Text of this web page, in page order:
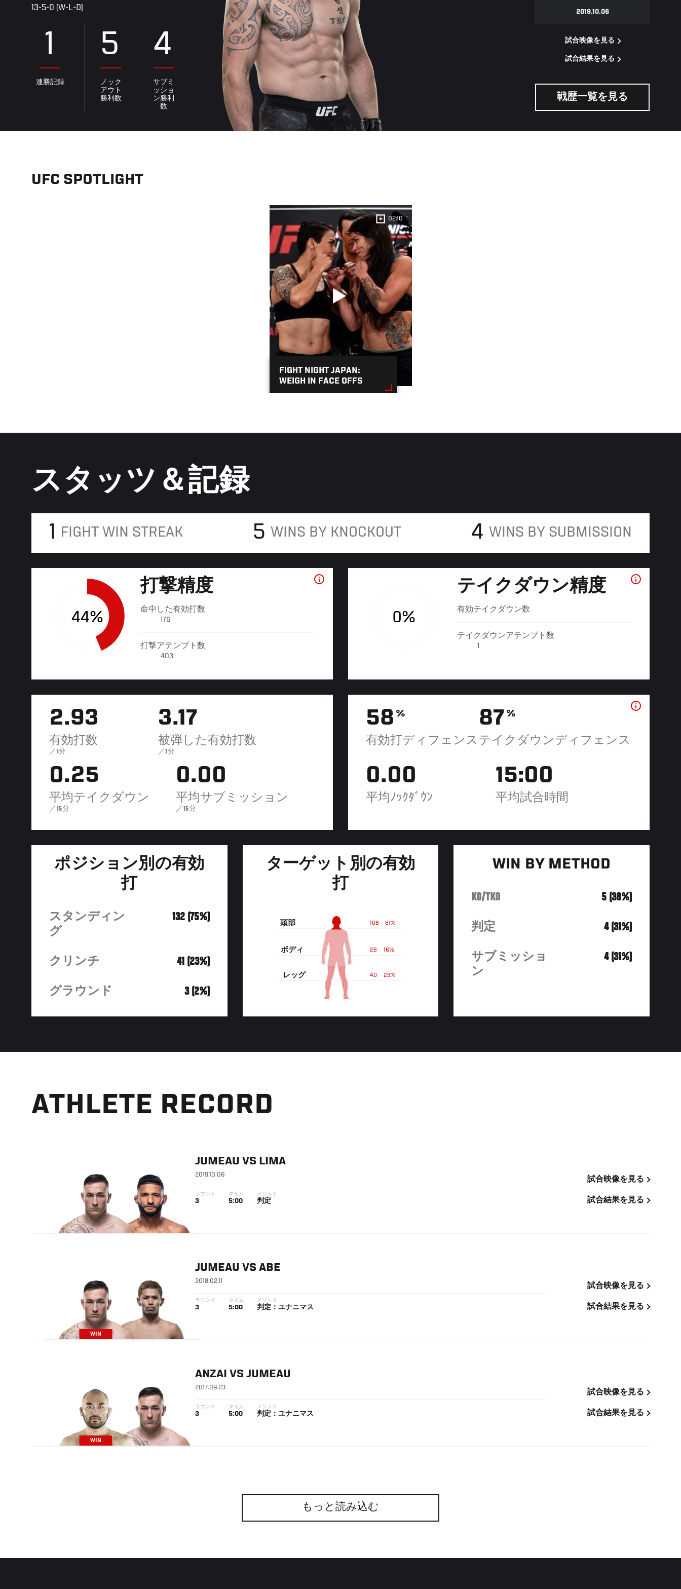
13-5-0 (W-L-D)
1
連勝記録
5
ノック
アウト
勝利数
4
サブミ
ッショ
ン勝利
数
2019.10.06
試合映像を見る
試合結果を見る
戦歴一覧を見る
UFC SPOTLIGHT
02:10
FIGHT NIGHT JAPAN:
WEIGH IN FACE OFFS
スタッツ＆記録
1 FIGHT WIN STREAK 5 WINS BY KNOCKOUT 4 WINS BY SUBMISSION
44%
打撃精度
命中した有効打数
176
打撃アテンプト数
403
0%
テイクダウン精度
有効テイクダウン数
テイクダウンアテンプト数
1
2.93
有効打数
／1分
3.17
被弾した有効打数
／1分
0.25
平均テイクダウン
／15分
0.00
平均サブミッション
／15分
58 %
有効打ディフェンス
87 %
テイクダウンディフェンス
0.00
平均ﾉｯｸﾀﾞｳﾝ
15:00
平均試合時間
ポジション別の有効
打
スタンディン
グ
132 (75%)
クリンチ 41 (23%)
グラウンド 3 (2%)
ターゲット別の有効
打
61%
108
頭部
16%
28
ボディ
23%
40
レッグ
WIN BY METHOD
KO/TKO 5 (38%)
判定 4 (31%)
サブミッショ
ン
4 (31%)
ATHLETE RECORD
JUMEAU VS LIMA
2019.10.06
ラウンド
3
タイム
5:00
メソッド
判定
試合映像を見る
試合結果を見る
WIN
JUMEAU VS ABE
2018.02.11
ラウンド
3
タイム
5:00
メソッド
判定：ユナニマス
試合映像を見る
試合結果を見る
WIN
ANZAI VS JUMEAU
2017.09.23
ラウンド
3
タイム
5:00
メソッド
判定：ユナニマス
試合映像を見る
試合結果を見る
もっと読み込む